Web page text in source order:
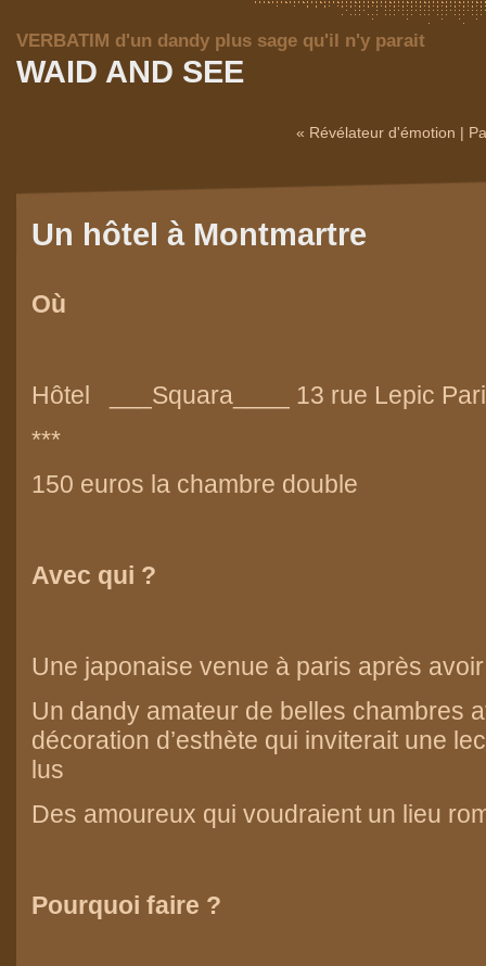
WAID AND SEE
VERBATIM d'un dandy plus sage qu'il n'y parait
« Révélateur d'émotion |
Un hôtel à Montmartre
Où
Hôtel ___Squara____ 13 rue Lepic
***
150 euros la chambre double
Avec qui ?
Une japonaise venue à paris après
Un dandy amateur de belles chambres
décoration d’esthète qui inviterait une
lus
Des amoureux qui voudraient un lieu
Pourquoi faire ?